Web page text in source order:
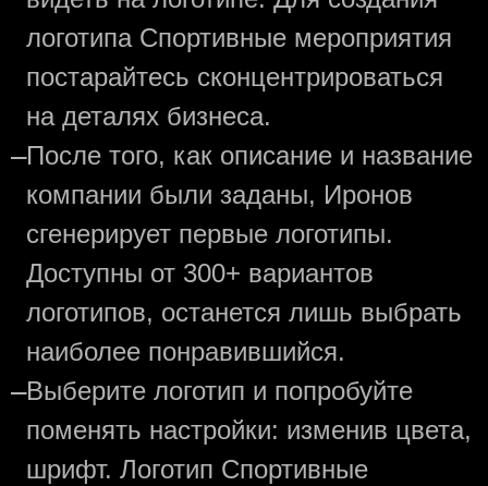
логотипа Спортивные мероприятия
постарайтесь сконцентрироваться
на деталях бизнеса.
—После того, как описание и название
компании были заданы, Иронов
сгенерирует первые логотипы.
Доступны от 300+ вариантов
логотипов, останется лишь выбрать
наиболее понравившийся.
—Выберите логотип и попробуйте
поменять настройки: изменив цвета,
шрифт. Логотип Спортивные